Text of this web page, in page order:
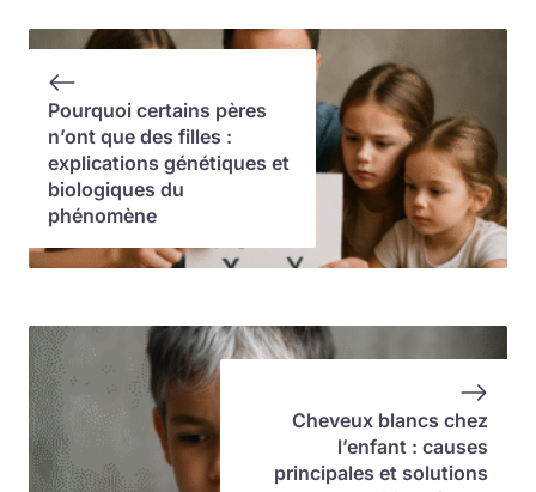
Pourquoi certains pères
n’ont que des filles :
explications génétiques et
biologiques du
phénomène
Cheveux blancs chez
l’enfant : causes
principales et solutions